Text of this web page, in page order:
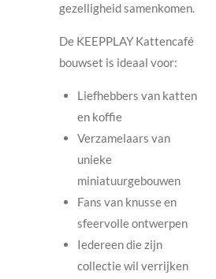
gezelligheid samenkomen.
De KEEPPLAY Kattencafé
bouwset is ideaal voor:
Liefhebbers van katten
en koffie
Verzamelaars van
unieke
miniatuurgebouwen
Fans van knusse en
sfeervolle ontwerpen
Iedereen die zijn
collectie wil verrijken